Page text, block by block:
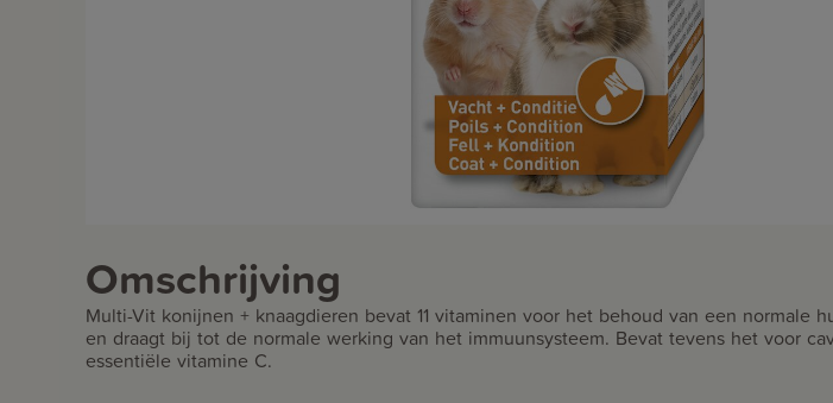
Omschrijving
Multi-Vit konijnen + knaagdieren bevat 11 vitaminen voor het behoud van een normale
en draagt bij tot de normale werking van het immuunsysteem. Bevat tevens het voor
essentiële vitamine C.